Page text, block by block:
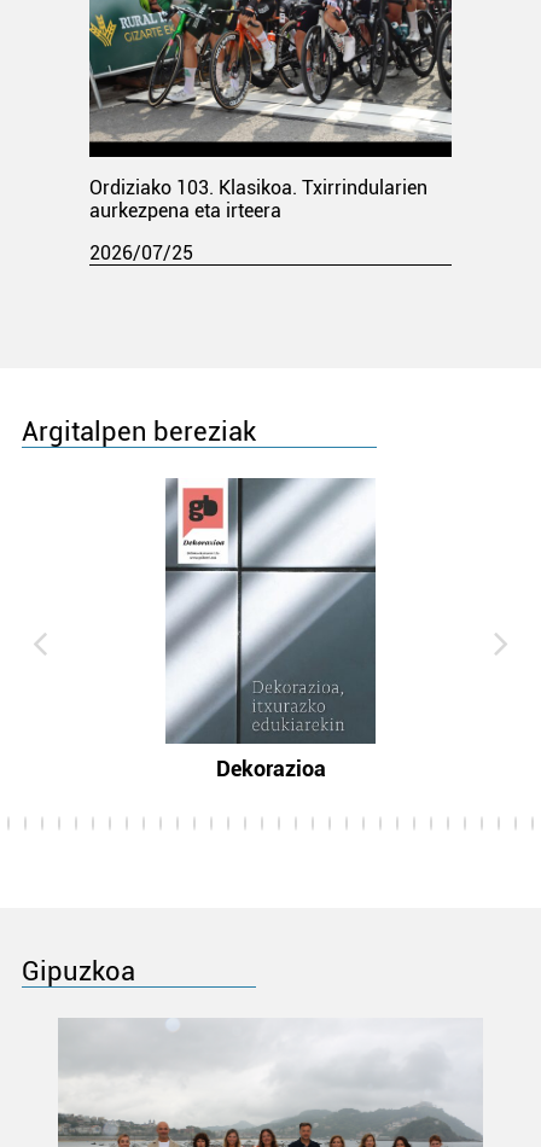
Ordiziako 103. Klasikoa. Txirrindularien
aurkezpena eta irteera
2026/07/25
Argitalpen bereziak
Dekorazioa
Gipuzkoa